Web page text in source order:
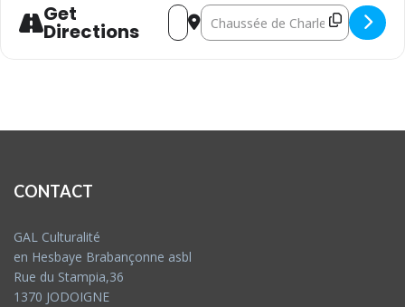
Get
Directions
Address - Entreprendre au Féminin
Destination Address -
CONTACT
GAL Culturalité
en Hesbaye Brabançonne asbl
Rue du Stampia,36
1370 JODOIGNE